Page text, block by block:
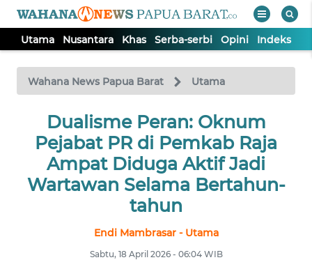
Utama Nusantara Khas Serba-serbi Opini Indeks
Wahana News Papua Barat Utama
Dualisme Peran: Oknum
Pejabat PR di Pemkab Raja
Ampat Diduga Aktif Jadi
Wartawan Selama Bertahun-
tahun
Endi Mambrasar - Utama
Sabtu, 18 April 2026 - 06:04 WIB
TV
Tutup
UTAMA
NUSANTARA